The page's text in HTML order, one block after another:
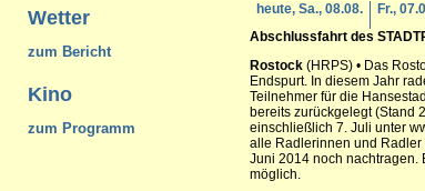
Wetter
zum Bericht
Kino
zum Programm
heute, Sa., 08.08. Fr.,
Abschlussfahrt des
Rostock (HRPS) • Das
Endspurt. In diesem Jahr
Teilnehmer für die
bereits zurückgelegt (Stand
einschließlich 7. Juli unter
alle Radlerinnen und Radler
Juni 2014 noch nachtragen.
möglich.